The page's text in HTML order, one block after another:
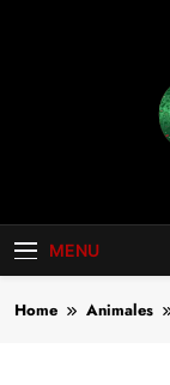
MENU
Home Animales